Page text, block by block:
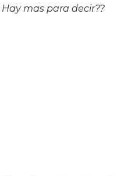
Hay mas para decir??